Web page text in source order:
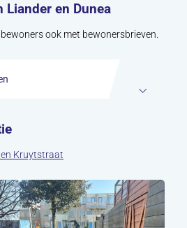
Liander en Dunea
ook met bewonersbrieven.
Kruytstraat